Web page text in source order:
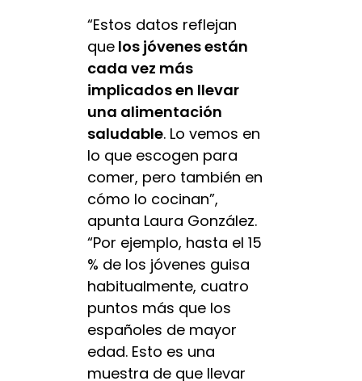
“Estos datos reflejan
quelos jóvenes están
cada vez más
implicados en llevar
una alimentación
saludable. Lo vemos en
lo que escogen para
comer, pero también en
cómo lo cocinan”,
apunta Laura González.
“Por ejemplo, hasta el 15
% de los jóvenes guisa
habitualmente, cuatro
puntos más que los
españoles de mayor
edad. Esto es una
muestra de que llevar